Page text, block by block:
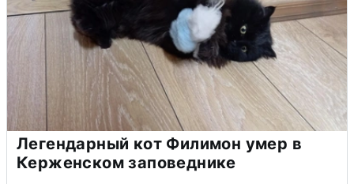
Легендарный кот Филимон умер в
Керженском заповеднике